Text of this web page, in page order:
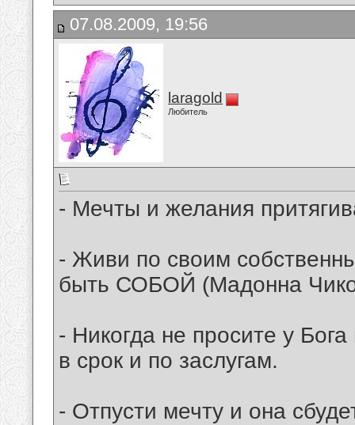
07.08.2009, 19:56
laragold
Любитель
- Мечты и желания
- Живи по своим
быть СОБОЙ (Мадонна
- Никогда не просите у
в срок и по заслугам.
- Отпусти мечту и она